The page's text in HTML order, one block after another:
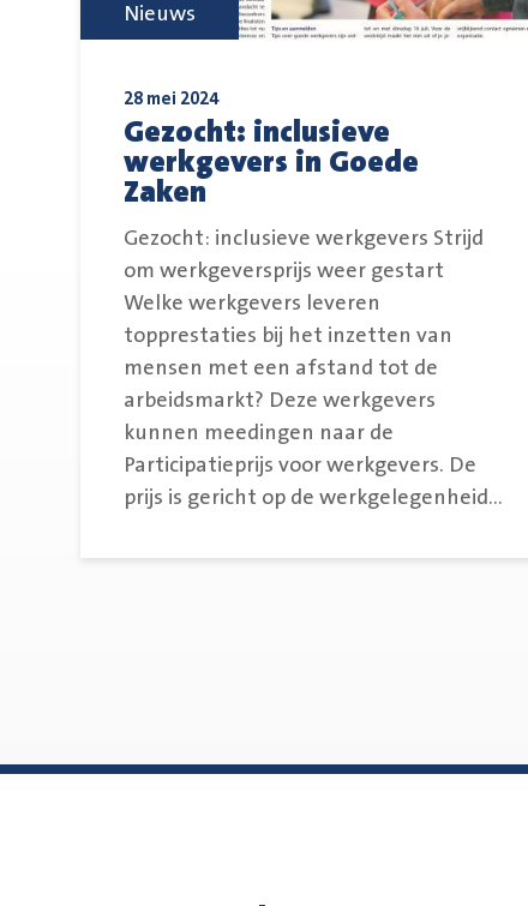
Gezocht: inclusieve
werkgevers in Goede
Zaken
28 mei 2024
Gezocht: inclusieve werkgevers Strijd
om werkgeversprijs weer gestart
Welke werkgevers leveren
topprestaties bij het inzetten van
mensen met een afstand tot de
arbeidsmarkt? Deze werkgevers
kunnen meedingen naar de
Participatieprijs voor werkgevers. De
prijs is gericht op de werkgelegenheid...
Nieuws